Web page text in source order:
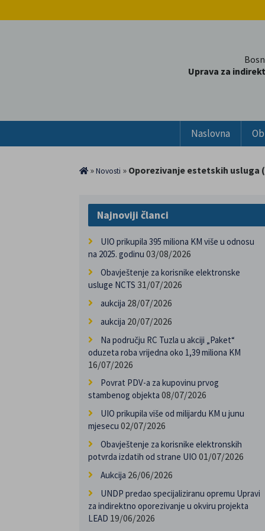
Uprava za
Naslovna
»Novosti » Oporezivanje estetskih
Najnoviji članci
UIO prikupila 395 miliona KM više u odnosu
na 2025. godinu 03/08/2026
Obavještenje za korisnike elektronske
usluge NCTS 31/07/2026
aukcija 28/07/2026
aukcija 20/07/2026
Na području RC Tuzla u akciji „Paket“
oduzeta roba vrijedna oko 1,39 miliona KM
16/07/2026
Povrat PDV-a za kupovinu prvog
stambenog objekta 08/07/2026
UIO prikupila više od milijardu KM u junu
mjesecu 02/07/2026
Obavještenje za korisnike elektronskih
potvrda izdatih od strane UIO 01/07/2026
Aukcija 26/06/2026
UNDP predao specijaliziranu opremu Upravi
za indirektno oporezivanje u okviru projekta
LEAD 19/06/2026